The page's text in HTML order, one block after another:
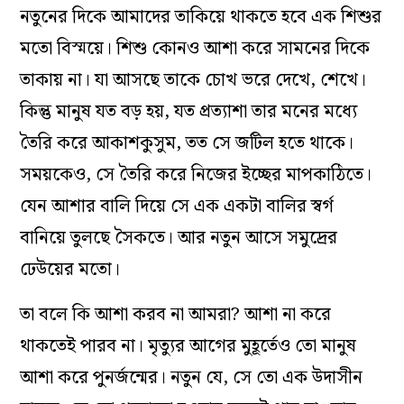
নতুনের দিকে আমাদের তাকিয়ে থাকতে হবে এক শিশুর
মতো বিস্ময়ে। শিশু কোনও আশা করে সামনের দিকে
তাকায় না। যা আসছে তাকে চোখ ভরে দেখে, শেখে।
কিন্তু মানুষ যত বড় হয়, যত প্রত্যাশা তার মনের মধ্যে
তৈরি করে আকাশকুসুম, তত সে জটিল হতে থাকে।
সময়কেও, সে তৈরি করে নিজের ইচ্ছের মাপকাঠিতে।
যেন আশার বালি দিয়ে সে এক একটা বালির স্বর্গ
বানিয়ে তুলছে সৈকতে। আর নতুন আসে সমুদ্রের
ঢেউয়ের মতো।
তা বলে কি আশা করব না আমরা? আশা না করে
থাকতেই পারব না। মৃত্যুর আগের মুহূর্তেও তো মানুষ
আশা করে পুনর্জন্মের। নতুন যে, সে তো এক উদাসীন